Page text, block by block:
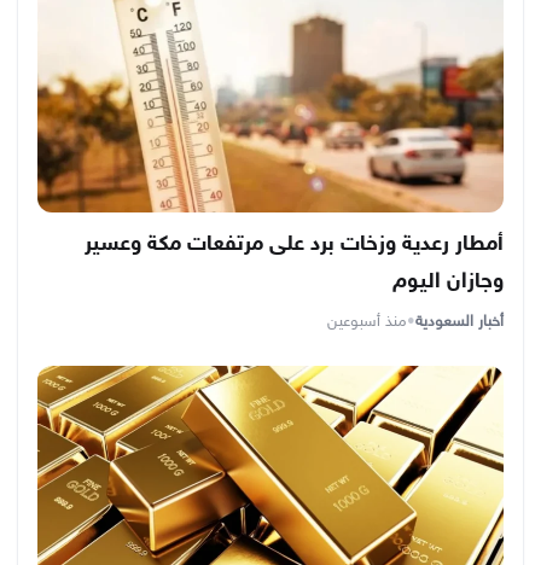
أمطار رعدية وزخات برد على مرتفعات مكة وعسير
وجازان اليوم
أخبار السعودية•منذ أسبوعين